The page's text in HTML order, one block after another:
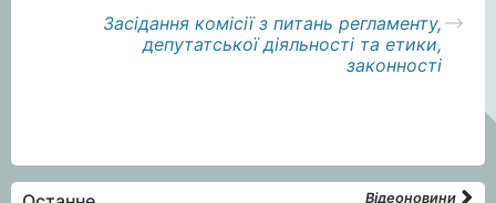
Засідання комісії з питань регламенту,
депутатської діяльності та етики,
законності
Відеоновини